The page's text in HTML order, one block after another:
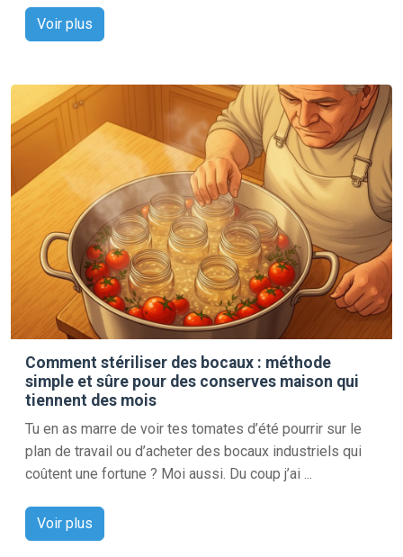
Voir plus
Comment stériliser des bocaux : méthode
simple et sûre pour des conserves maison qui
tiennent des mois
Tu en as marre de voir tes tomates d’été pourrir sur le
plan de travail ou d’acheter des bocaux industriels qui
coûtent une fortune ? Moi aussi. Du coup j’ai ...
Voir plus